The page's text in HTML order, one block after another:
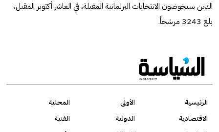
الذين سيخوضون الانتخابات البرلمانية المقبلة، في العاشر أكتوبر المقبل،
بلغ 3243 مرشحاً.
الرئيسية الأولى
المحلية
الاقتصادية
الدولية
الفنية